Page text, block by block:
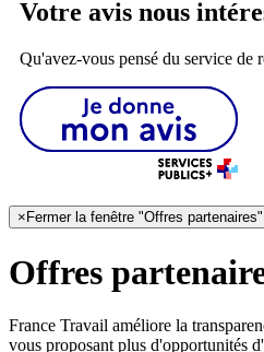
Votre avis nous
Qu'avez-vous pensé du service de
× Fermer la fenêtre "Offres partenaires"
Offres
France Travail améliore la
vous proposant plus d'opportunités